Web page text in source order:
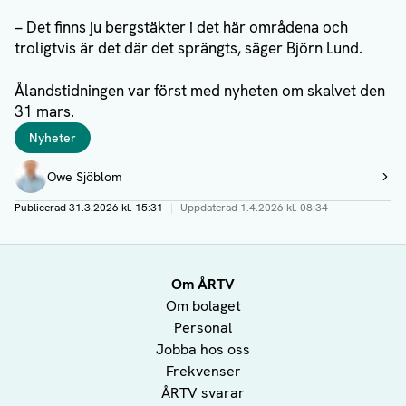
– Det finns ju bergstäkter i det här områdena och
troligtvis är det där det sprängts, säger Björn Lund.
Ålandstidningen var först med nyheten om skalvet den
31 mars.
Taggar
Nyheter
Författare
Owe Sjöblom
Visa profil
Publicerad31.3.2026 kl. 15:31 | Uppdaterad 1.4.2026 kl. 08:34
Om ÅRTV
Om bolaget
Personal
Jobba hos oss
Frekvenser
ÅRTV svarar